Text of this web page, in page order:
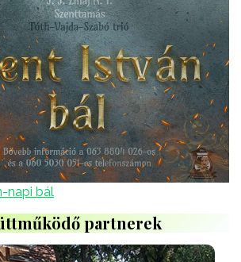
napi bál
partnerek